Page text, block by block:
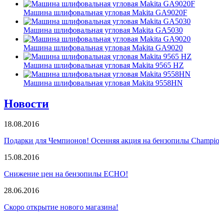
Машина шлифовальная угловая Makita GA9020F
Машина шлифовальная угловая Makita GA5030
Машина шлифовальная угловая Makita GA9020
Машина шлифовальная угловая Makita 9565 HZ
Машина шлифовальная угловая Makita 9558HN
Новости
18.08.2016
Подарки для Чемпионов! Осенняя акция на бензопилы
15.08.2016
Снижение цен на бензопилы ECHO!
28.06.2016
Скоро открытие нового магазина!